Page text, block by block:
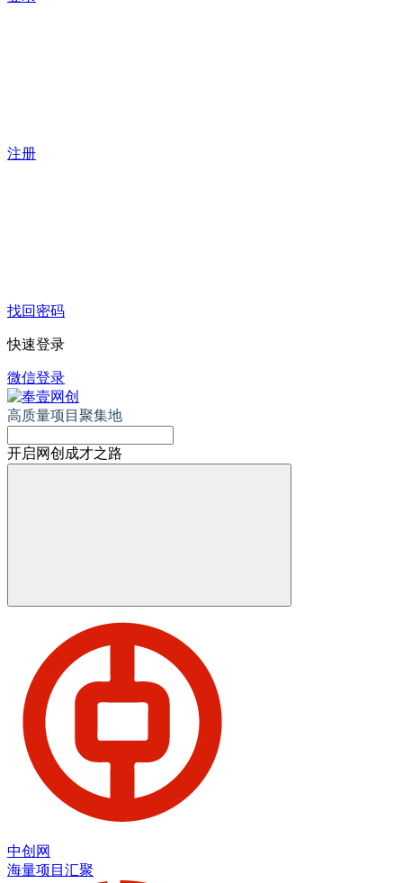
注册
找回密码
快速登录
微信登录
高质量项目聚集地
开启网创成才之路
中创网
海量项目汇聚